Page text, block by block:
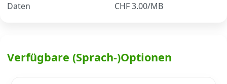
Daten
CHF 3.00/MB
Verfügbare (Sprach-)Optionen